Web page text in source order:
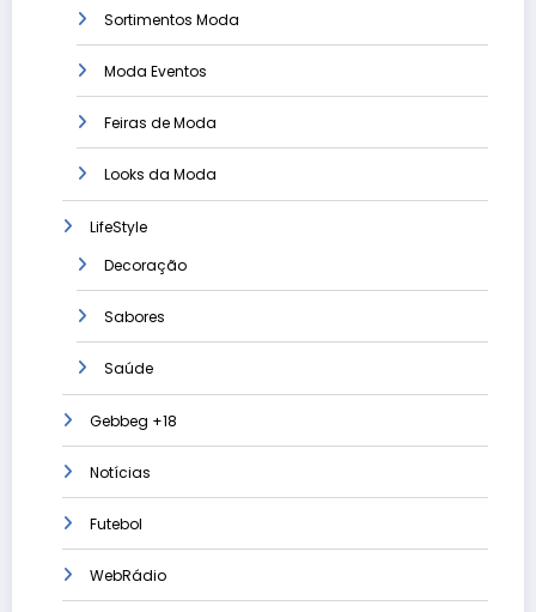
Sortimentos Moda
Moda Eventos
Feiras de Moda
Looks da Moda
LifeStyle
Decoração
Sabores
Saúde
Gebbeg +18
Notícias
Futebol
WebRádio